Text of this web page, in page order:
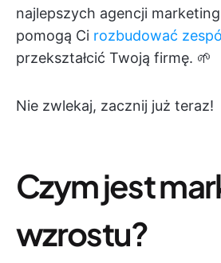
najlepszych agencji
pomogą Ci rozbudować
przekształcić Twoją firmę. 🌱
Nie zwlekaj, zacznij już teraz!
Czym jest
wzrostu?